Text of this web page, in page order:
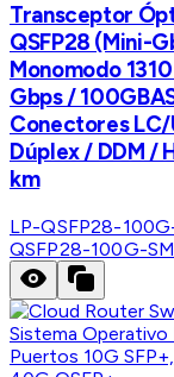
Transceptor
QSFP28 (Mini-
Monomodo
Gbps /
Conectores LC/
Dúplex / DDM /
km
LP-QSFP28-
QSFP28-100G-